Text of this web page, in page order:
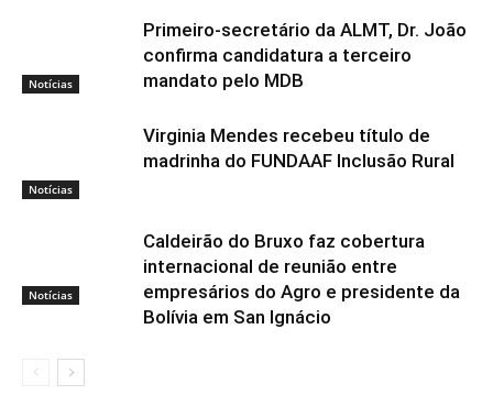
Notícias
Primeiro-secretário da ALMT, Dr. João
confirma candidatura a terceiro
mandato pelo MDB
Notícias
Virginia Mendes recebeu título de
madrinha do FUNDAAF Inclusão Rural
Notícias
Caldeirão do Bruxo faz cobertura
internacional de reunião entre
empresários do Agro e presidente da
Bolívia em San Ignácio